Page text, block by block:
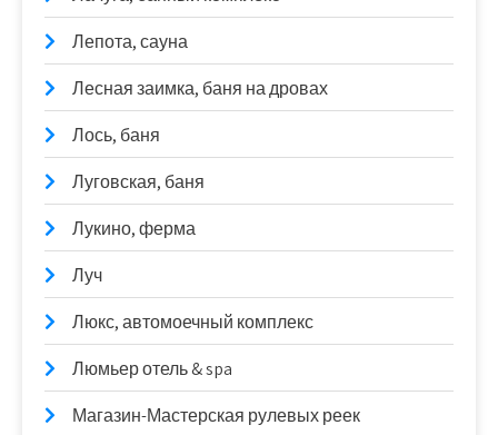
Лепота, сауна
Лесная заимка, баня на дровах
Лось, баня
Луговская, баня
Лукино, ферма
Луч
Люкс, автомоечный комплекс
Люмьер отель & spa
Магазин-Мастерская рулевых реек